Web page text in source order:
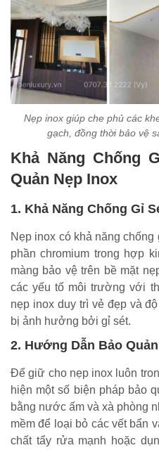
Nẹp inox giúp che phủ các
gạch, đồng thời bảo vệ
Khả Năng Chống
Quản Nẹp Inox
1. Khả Năng Chống Gỉ
Nẹp inox có khả năng
phần chromium trong hợp
màng bảo vệ trên bề mặt
các yếu tố môi trường với
nẹp inox duy trì vẻ đẹp và
bị ảnh hưởng bởi gỉ sét.
2. Hướng Dẫn Bảo
Để giữ cho nẹp inox luôn
hiện một số biện pháp bảo
bằng nước ấm và xà phòng
mềm để loại bỏ các vết bẩn
chất tẩy rửa mạnh hoặc